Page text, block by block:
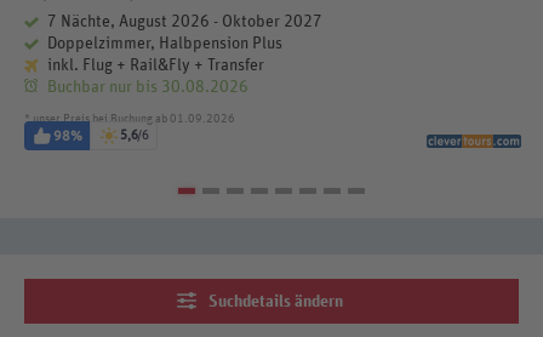
7 Nächte, August 2026 - Oktober 2027
Doppelzimmer, Halbpension Plus
inkl. Flug + Rail&Fly + Transfer
Buchbar nur bis 30.08.2026
* unser Preis bei Buchung ab 01.09.2026
98% 5,6/6
Suchdetails ändern